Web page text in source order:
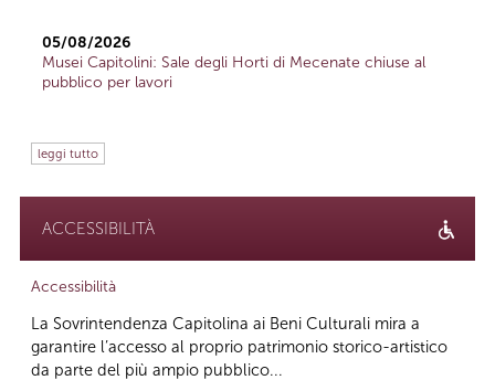
05/08/2026
Musei Capitolini: Sale degli Horti di Mecenate chiuse al
pubblico per lavori
leggi tutto
ACCESSIBILITÀ
Accessibilità
La Sovrintendenza Capitolina ai Beni Culturali mira a
garantire l’accesso al proprio patrimonio storico-artistico
da parte del più ampio pubblico...